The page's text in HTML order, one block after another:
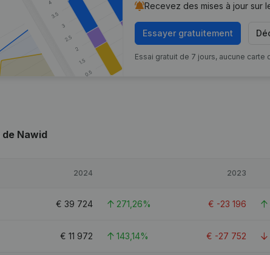
Recevez des mises à jour sur
Essayer gratuitement
Essai gratuit de 7 jours, aucune carte
de Nawid
2024 2023
€ 39 724 271,26% € -23 196
€ 11 972 143,14% € -27 752